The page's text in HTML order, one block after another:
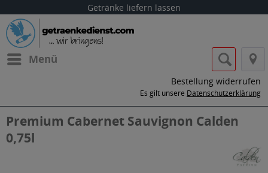
Getränke liefern lassen
Menü
Bestellung widerrufen
Es gilt unsere Datenschutzerklärung
Premium Cabernet Sauvignon Calden
0,75l